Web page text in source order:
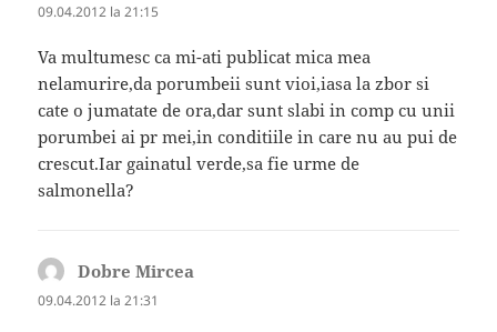
09.04.2012 la 21:15
Va multumesc ca mi-ati publicat mica mea
nelamurire,da porumbeii sunt vioi,iasa la zbor si
cate o jumatate de ora,dar sunt slabi in comp cu unii
porumbei ai pr mei,in conditiile in care nu au pui de
crescut.Iar gainatul verde,sa fie urme de
salmonella?
Dobre Mircea
09.04.2012 la 21:31